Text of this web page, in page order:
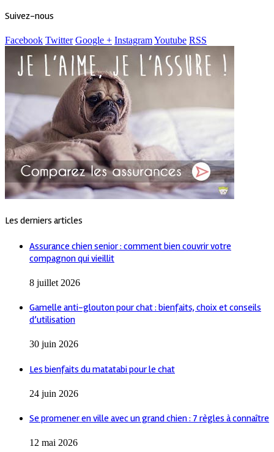
Suivez-nous
Facebook Twitter Google + InstagramYoutube RSS
Les derniers articles
Assurance chien senior : comment bien couvrir votre
compagnon qui vieillit
8 juillet 2026
Gamelle anti-glouton pour chat : bienfaits, choix et conseils
d’utilisation
30 juin 2026
Les bienfaits du matatabi pour le chat
24 juin 2026
Se promener en ville avec un grand chien : 7 règles à connaître
12 mai 2026